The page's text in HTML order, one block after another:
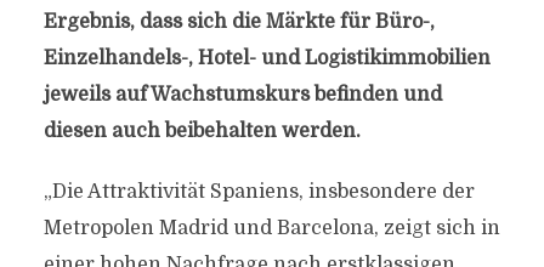
Ergebnis, dass sich die Märkte für Büro-,
Einzelhandels-, Hotel- und Logistikimmobilien
jeweils auf Wachstumskurs befinden und
diesen auch beibehalten werden.
„Die Attraktivität Spaniens, insbesondere der
Metropolen Madrid und Barcelona, zeigt sich in